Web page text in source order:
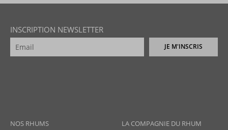
INSCRIPTION NEWSLETTER
JE M'INSCRIS
NOS RHUMS LA COMPAGNIE DU RHUM